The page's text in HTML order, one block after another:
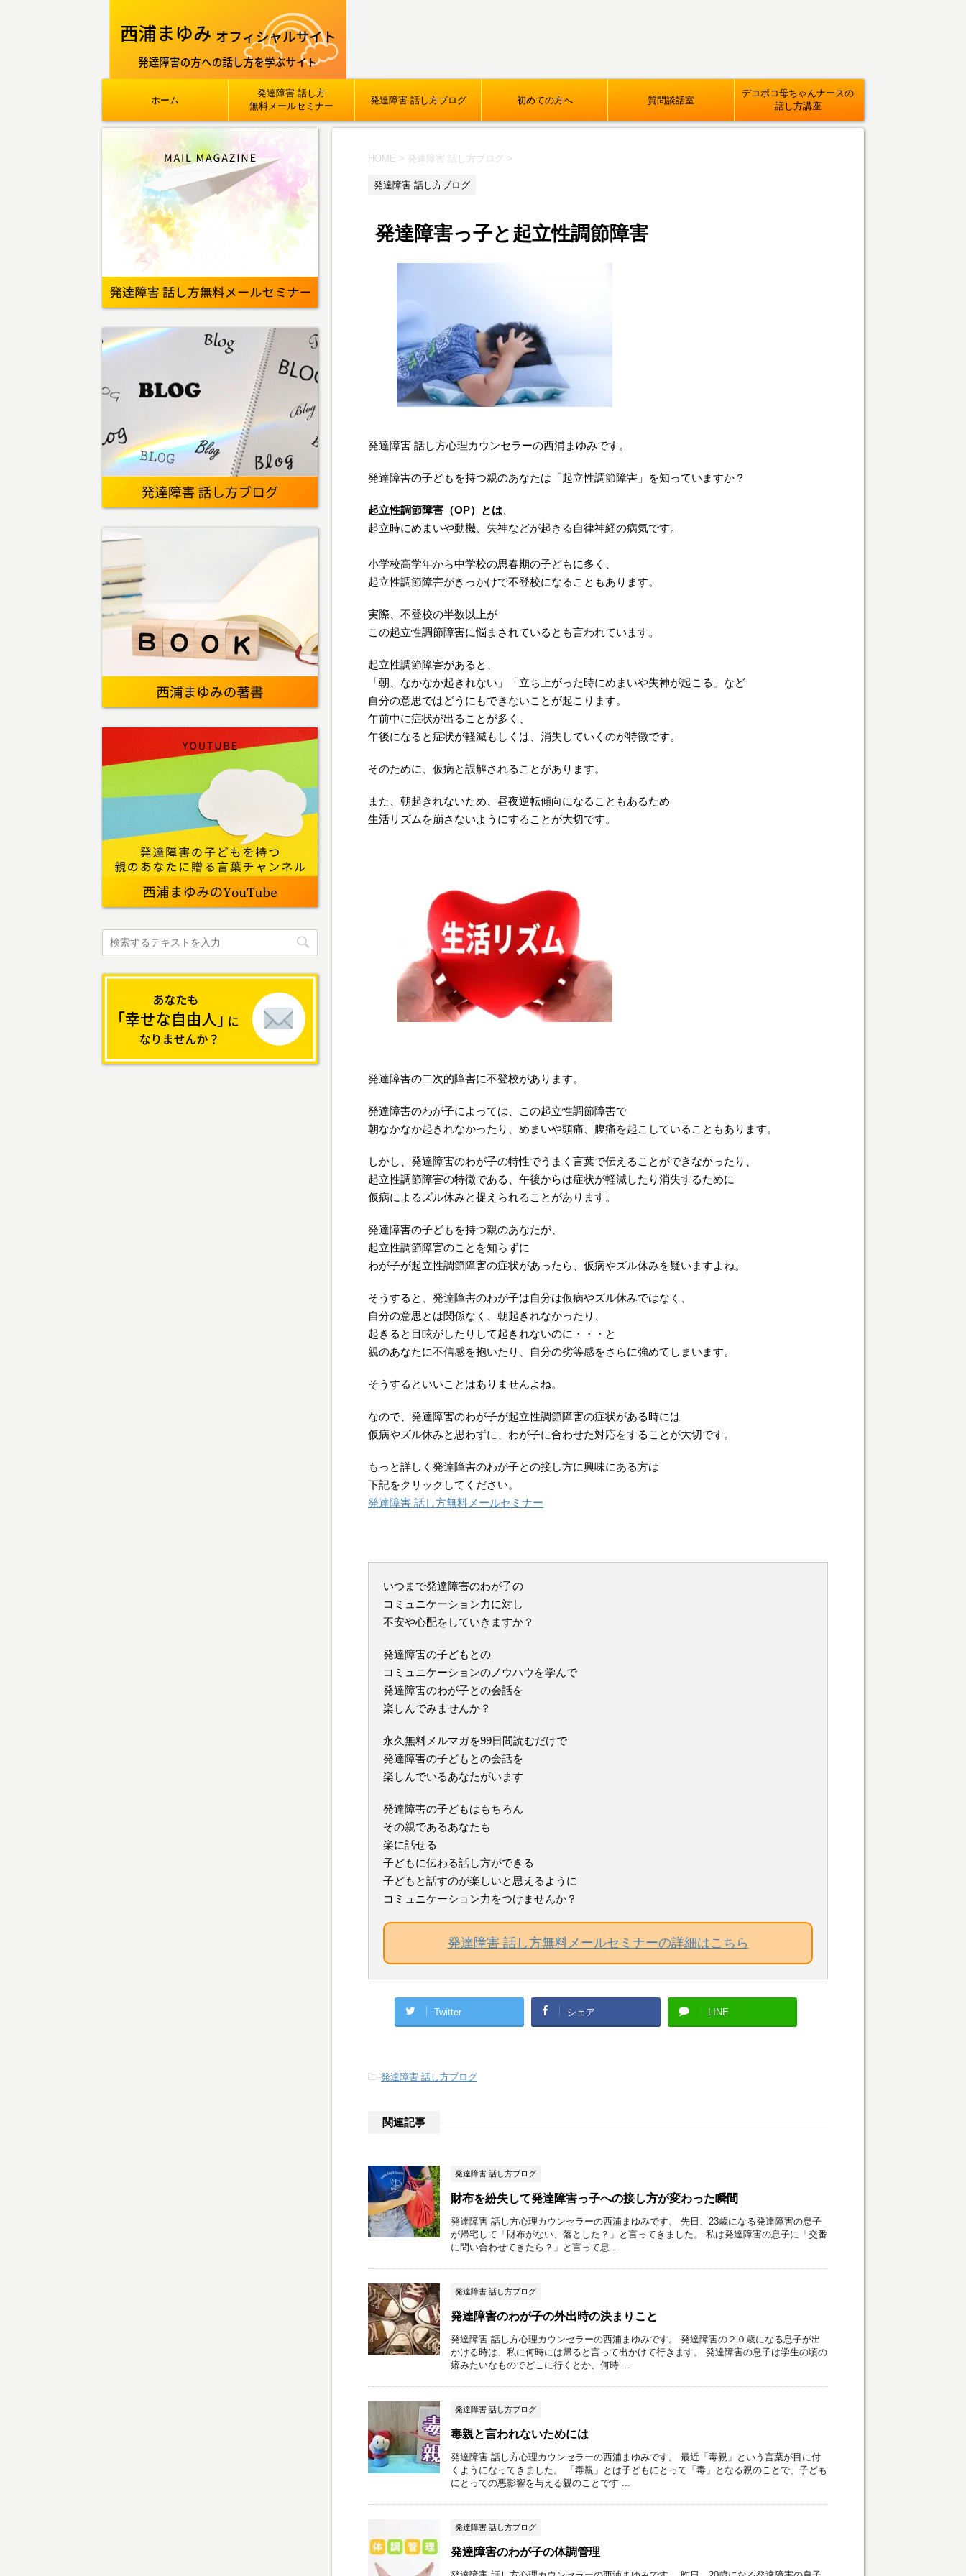
ホーム
発達障害 話し方
無料メールセミナー
発達障害 話し方ブログ 初めての方へ 質問談話室
デコボコ母ちゃんナースの
話し方講座
HOME > 発達障害 話し方ブログ >
発達障害 話し方ブログ
発達障害っ子と起立性調節障害
発達障害 話し方心理カウンセラーの西浦まゆみです。
発達障害の子どもを持つ親のあなたは「起立性調節障害」を知っていますか？
起立性調節障害（OP）とは
起立時にめまいや動機、失神などが起きる自律神経の病気です。
小学校高学年から中学校の思春期の子どもに多く、
起立性調節障害がきっかけで不登校になることもあります。
実際、不登校の半数以上が
この起立性調節障害に悩まされているとも言われています。
起立性調節障害があると、
「朝、なかなか起きれない」「立ち上がった時にめまいや失神が起こる」など
自分の意思ではどうにもできないことが起こります。
午前中に症状が出ることが多く、
午後になると症状が軽減もしくは、消失していくのが特徴です。
そのために、仮病と誤解されることがあります。
また、朝起きれないため、昼夜逆転傾向になることもあるため
生活リズムを崩さないようにすることが大切です。
発達障害の二次的障害に不登校があります。
発達障害のわが子によっては、この起立性調節障害で
朝なかなか起きれなかったり、めまいや頭痛、腹痛を起こしていることもあります。
しかし、発達障害のわが子の特性でうまく言葉で伝えることができなかったり、
起立性調節障害の特徴である、午後からは症状が軽減したり消失するために
仮病によるズル休みと捉えられることがあります。
発達障害の子どもを持つ親のあなたが、
起立性調節障害のことを知らずに
わが子が起立性調節障害の症状があったら、仮病やズル休みを疑いますよね。
そうすると、発達障害のわが子は自分は仮病やズル休みではなく、
自分の意思とは関係なく、朝起きれなかったり、
起きると目眩がしたりして起きれないのに・・・と
親のあなたに不信感を抱いたり、自分の劣等感をさらに強めてしまいます。
そうするといいことはありませんよね。
なので、発達障害のわが子が起立性調節障害の症状がある時には
仮病やズル休みと思わずに、わが子に合わせた対応をすることが大切です。
もっと詳しく発達障害のわが子との接し方に興味にある方は
下記をクリックしてください。
発達障害 話し方無料メールセミナー
いつまで発達障害のわが子の
コミュニケーション力に対し
不安や心配をしていきますか？
発達障害の子どもとの
コミュニケーションのノウハウを学んで
発達障害のわが子との会話を
楽しんでみませんか？
永久無料メルマガを99日間読むだけで
発達障害の子どもとの会話を
楽しんでいるあなたがいます
発達障害の子どもはもちろん
その親であるあなたも
楽に話せる
子どもに伝わる話し方ができる
子どもと話すのが楽しいと思えるように
コミュニケーション力をつけませんか？
発達障害 話し方無料メールセミナーの詳細はこちら
Twitter シェア LINE
-発達障害 話し方ブログ
関連記事
発達障害 話し方ブログ
財布を紛失して発達障害っ子への接し方が変わった瞬間
発達障害 話し方心理カウンセラーの西浦まゆみです。 先日、23歳になる発達障害の息子
が帰宅して「財布がない、落とした？」と言ってきました。 私は発達障害の息子に「交番
に問い合わせてきたら？」と言って息 ...
発達障害 話し方ブログ
発達障害のわが子の外出時の決まりこと
発達障害 話し方心理カウンセラーの西浦まゆみです。 発達障害の２０歳になる息子が出
かける時は、私に何時には帰ると言って出かけて行きます。 発達障害の息子は学生の頃の
癖みたいなものでどこに行くとか、何時 ...
発達障害 話し方ブログ
毒親と言われないためには
発達障害 話し方心理カウンセラーの西浦まゆみです。 最近「毒親」という言葉が目に付
くようになってきました。 「毒親」とは子どもにとって「毒」となる親のことで、子ども
にとっての悪影響を与える親のことです ...
発達障害 話し方ブログ
発達障害のわが子の体調管理